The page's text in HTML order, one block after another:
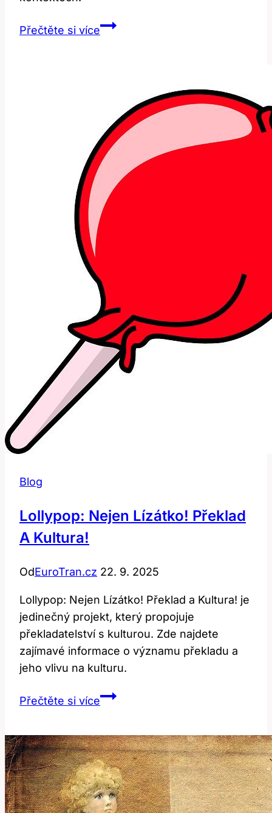
Přečtěte si víceDoctor:
Blog
Lollypop: Nejen Lízátko! Překlad
A Kultura!
OdEuroTran.cz 22. 9. 2025
Lollypop: Nejen Lízátko! Překlad a Kultura! je
jedinečný projekt, který propojuje
překladatelství s kulturou. Zde najdete
zajímavé informace o významu překladu a
jeho vlivu na kulturu.
Přečtěte si víceLollypop:
Překlad
a
kultura!